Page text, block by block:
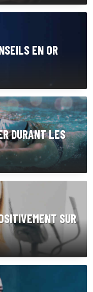
EN OR
DURANT LES
SUR